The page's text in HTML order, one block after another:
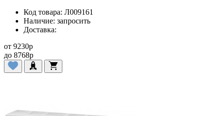
Код товара: Л009161
Наличие: запросить
Доставка:
от 9230p
до 8768p